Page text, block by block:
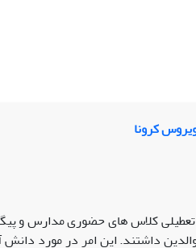
کرونا
تعطیلی کلاس ­های حضوری مدارس و
داشتند. این امر در مورد دانش